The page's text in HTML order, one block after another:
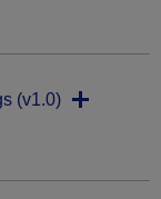
(v1.0)